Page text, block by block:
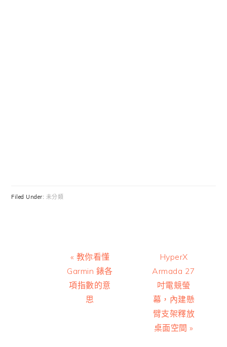
Filed Under: 未分類
Previous
Post:
« 教你看懂
Garmin 錶各
項指數的意
思
Next
Post:
HyperX
Armada 27
吋電競螢
幕，內建懸
臂支架釋放
桌面空間 »